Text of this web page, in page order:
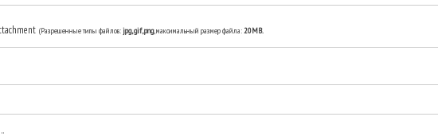
(Разрешенные типы файлов:jpg, gif, png, максимальный размер файла:20MB.